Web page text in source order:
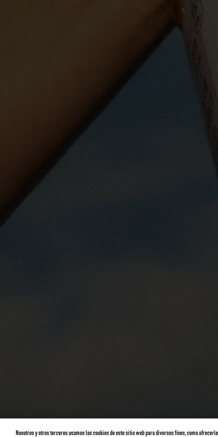
Nosotros y otros terceros usamos las cookies de este sitio web para diversos fines, como